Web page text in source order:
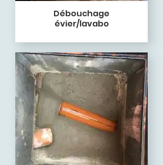
Débouchage
évier/lavabo